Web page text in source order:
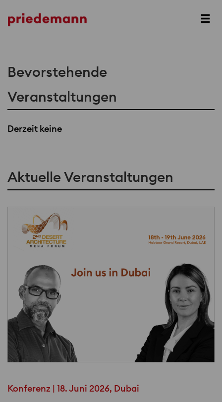
Prev
Bevorstehende
Veranstaltungen
Derzeit keine
Aktuelle Veranstaltungen
Konferenz | 18. Juni 2026, Dubai